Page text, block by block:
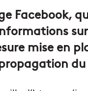
Facebook,
mise en